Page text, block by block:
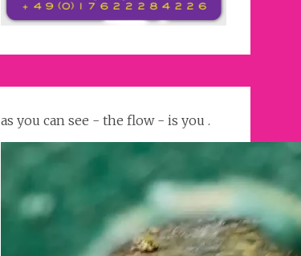
as you can see - the flow - is you .